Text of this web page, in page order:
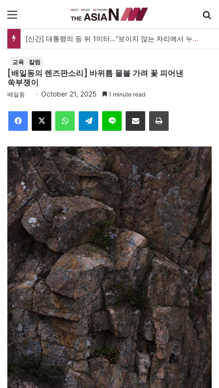
메뉴
[신간] 대통령의 등 뒤 1미터…“보이지 않는 자리에서 누구를 지킨다는 것”
교육 칼럼
[배일동의 렌즈판소리] 바위틈 물불 가려 꽃 피어낸
쑥부쟁이
배일동 October 21, 2025 1 minute read
Facebook
X WhatsAppTelegramLine 이메일 인쇄